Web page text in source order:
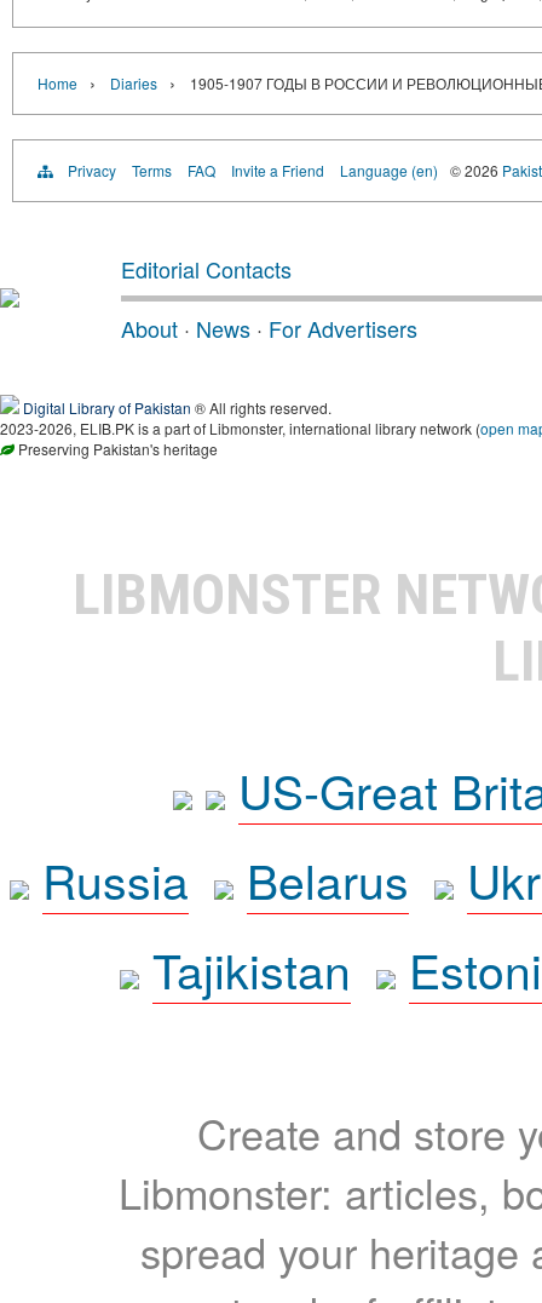
Home › Diaries › 1905-1907 ГОДЫ В РОССИИ И
Privacy Terms FAQ Invite a Friend Language (en) © 2026
Editorial Contacts
About · News · For Advertisers
Digital Library of Pakistan ® All rights reserved.
2023-2026, ELIB.PK is a part of Libmonster, international library network (open
Preserving Pakistan's heritage
LIBMONSTER
US-Great
Russia
Belarus
Tajikistan
Create and store
Libmonster: articles,
spread your heritage